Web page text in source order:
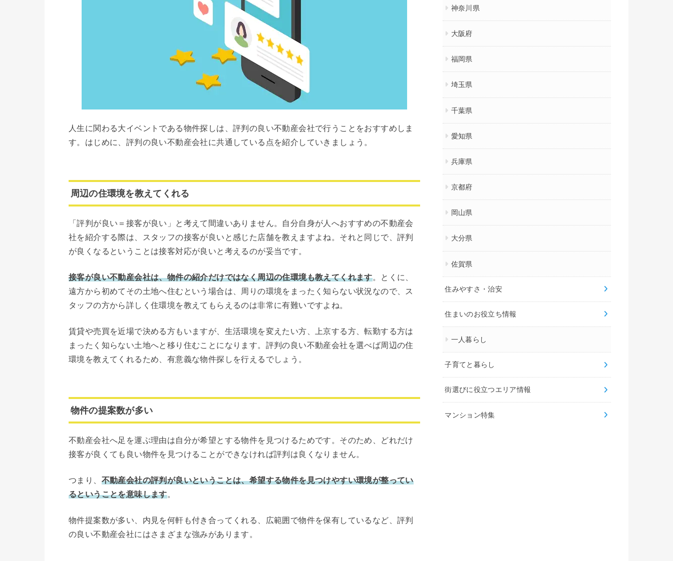
人生に関わる大イベントである物件探しは、評判の良い不動産会社で行うことをおすすめしま
す。はじめに、評判の良い不動産会社に共通している点を紹介していきましょう。
周辺の住環境を教えてくれる
「評判が良い＝接客が良い」と考えて間違いありません。自分自身が人へおすすめの不動産会
社を紹介する際は、スタッフの接客が良いと感じた店舗を教えますよね。それと同じで、評判
が良くなるということは接客対応が良いと考えるのが妥当です。
接客が良い不動産会社は、物件の紹介だけではなく周辺の住環境も教えてくれます。とくに、
遠方から初めてその土地へ住むという場合は、周りの環境をまったく知らない状況なので、ス
タッフの方から詳しく住環境を教えてもらえるのは非常に有難いですよね。
賃貸や売買を近場で決める方もいますが、生活環境を変えたい方、上京する方、転勤する方は
まったく知らない土地へと移り住むことになります。評判の良い不動産会社を選べば周辺の住
環境を教えてくれるため、有意義な物件探しを行えるでしょう。
物件の提案数が多い
不動産会社へ足を運ぶ理由は自分が希望とする物件を見つけるためです。そのため、どれだけ
接客が良くても良い物件を見つけることができなければ評判は良くなりません。
つまり、 不動産会社の評判が良いということは、希望する物件を見つけやすい環境が整ってい
るということを意味します。
物件提案数が多い、内見を何軒も付き合ってくれる、広範囲で物件を保有しているなど、評判
の良い不動産会社にはさまざまな強みがあります。
神奈川県
大阪府
福岡県
埼玉県
千葉県
愛知県
兵庫県
京都府
岡山県
大分県
佐賀県
住みやすさ・治安
住まいのお役立ち情報
一人暮らし
子育てと暮らし
街選びに役立つエリア情報
マンション特集